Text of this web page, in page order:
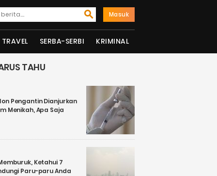
Masuk
TRAVEL SERBA-SERBI KRIMINAL
TAHU
Pengantin Dianjurkan
Menikah, Apa Saja
Ketahui 7
Paru-paru Anda